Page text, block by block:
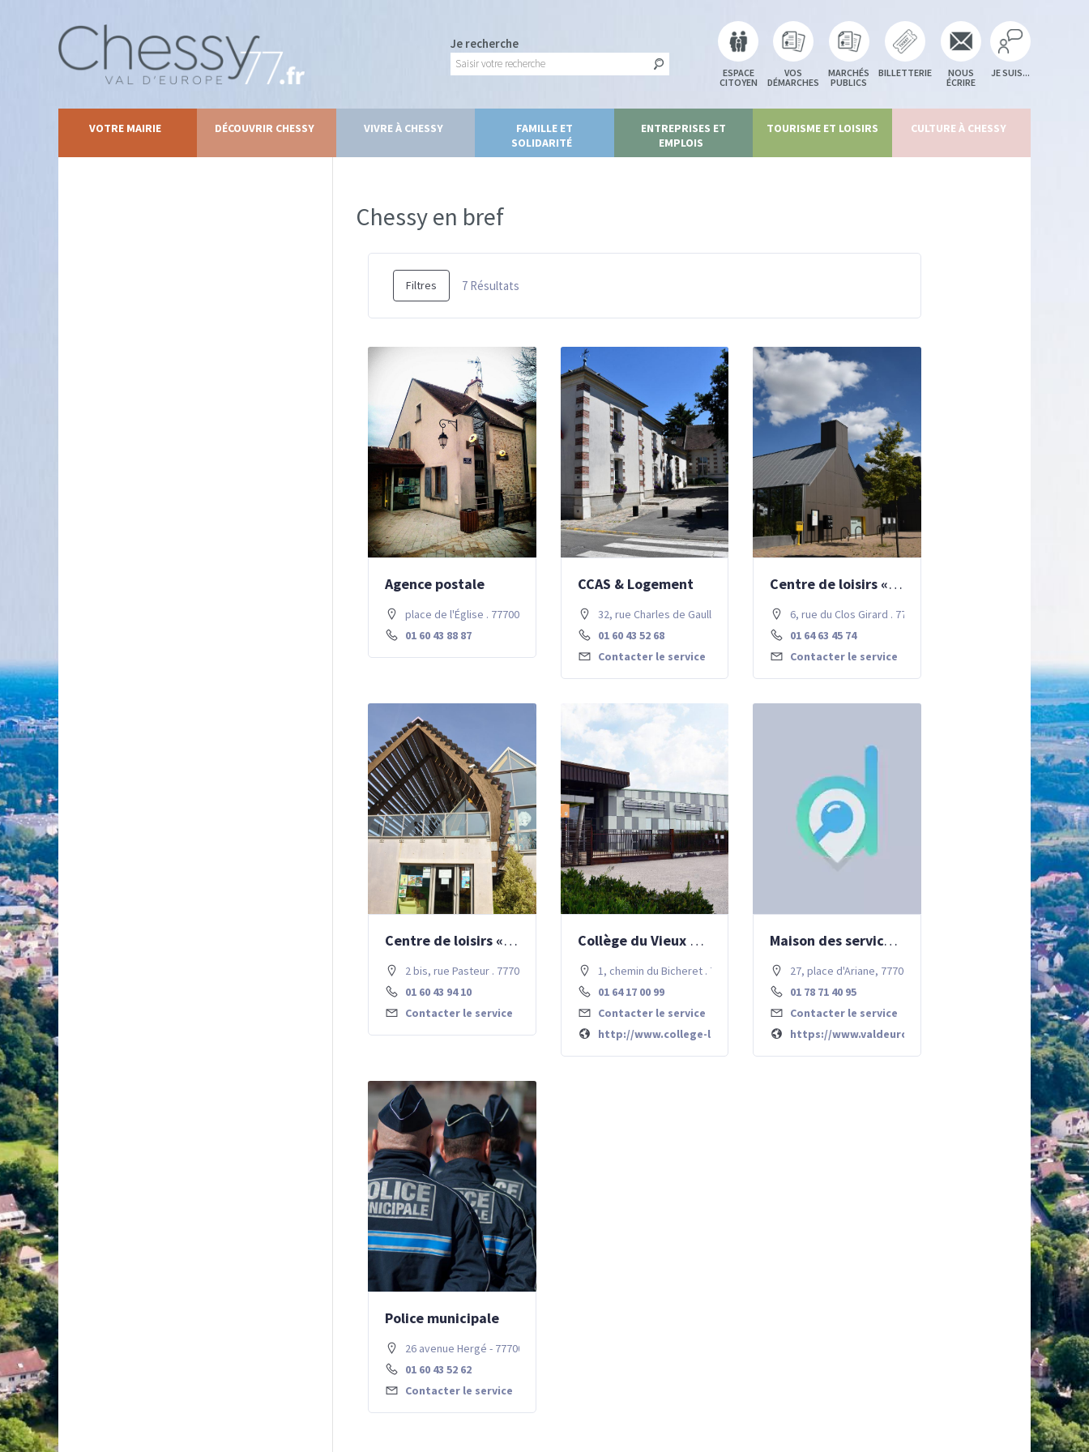
Je recherche
ESPACE
CITOYEN
VOS
DÉMARCHES
MARCHÉS
PUBLICS
BILLETTERIE
NOUS
ÉCRIRE
JE SUIS...
VOTRE MAIRIE DÉCOUVRIR CHESSY VIVRE À CHESSY
FAMILLE ET
SOLIDARITÉ
ENTREPRISES ET
EMPLOIS
TOURISME ET LOISIRS CULTURE À CHESSY
Chessy en bref
Filtres 7 Résultats
Agence postale
place de l'Église . 77700 Chessy
01 60 43 88 87
CCAS & Logement
32, rue Charles de Gaulles . 77700 Chessy
01 60 43 52 68
Contacter le service
Centre de loisirs « Gaïus »
6, rue du Clos Girard . 77700 Chessy
01 64 63 45 74
Contacter le service
Centre de loisirs « l’Île aux oiseaux »
2 bis, rue Pasteur . 77700 Chessy
01 60 43 94 10
Contacter le service
Collège du Vieux Chêne
1, chemin du Bicheret . 77700 Chessy
01 64 17 00 99
Contacter le service
http://www.college-levieuxchene.fr/index.php
Maison des services publics de Val d’Europe
27, place d'Ariane, 77700 Chessy
01 78 71 40 95
Contacter le service
https://www.valdeuropeagglo.fr/maison-des-services-
Police municipale
26 avenue Hergé - 77700 Chessy
01 60 43 52 62
Contacter le service